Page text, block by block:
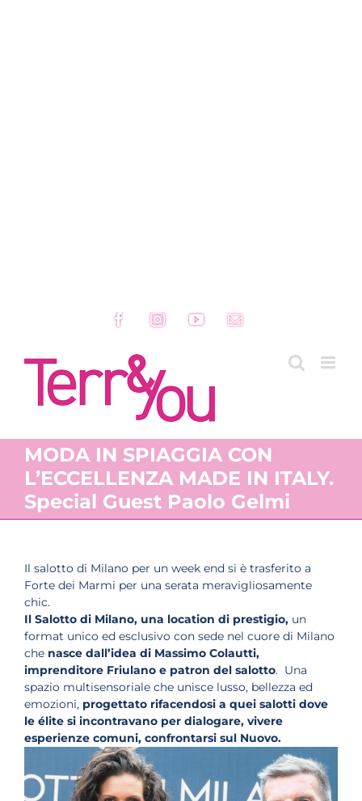
FacebookInstagramYouTubeEmail
MODA IN SPIAGGIA CON
L’ECCELLENZA MADE IN ITALY.
Special Guest Paolo Gelmi
Il salotto di Milano per un week end si è trasferito a
Forte dei Marmi per una serata meravigliosamente
chic.
Il Salotto di Milano, una location di prestigio, un
format unico ed esclusivo con sede nel cuore di Milano
che nasce dall’idea di Massimo Colautti,
imprenditore Friulano e patron del salotto. Una
spazio multisensoriale che unisce lusso, bellezza ed
emozioni, progettato rifacendosi a quei salotti dove
le élite si incontravano per dialogare, vivere
esperienze comuni, confrontarsi sul Nuovo.